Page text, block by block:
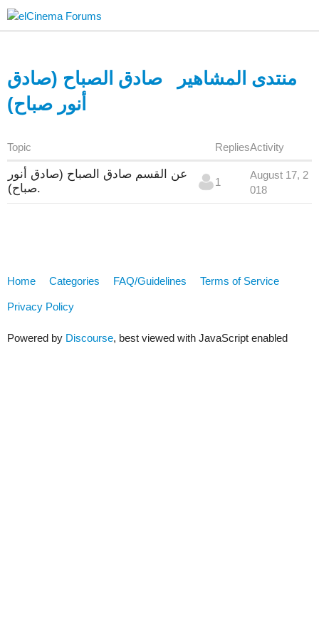
منتدى المشاهير
صادق الصباح (صادق
أنور صباح)
Topic RepliesActivity
عن القسم صادق الصباح (صادق أنور
صباح).
1
August 17, 2
018
Home Categories FAQ/Guidelines Terms of Service
Privacy Policy
Powered by Discourse, best viewed with JavaScript enabled